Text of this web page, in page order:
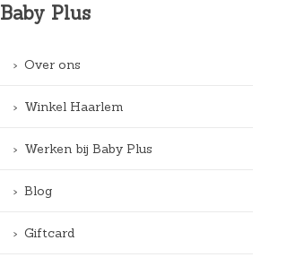
Baby Plus
Over ons
Winkel Haarlem
Werken bij Baby Plus
Blog
Giftcard